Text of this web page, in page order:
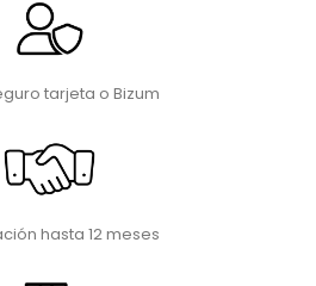
tarjeta o Bizum
hasta 12 meses